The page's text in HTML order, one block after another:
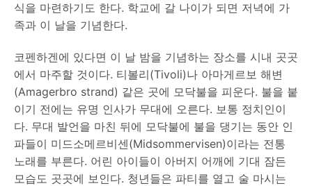
식을 마련하기도 한다. 학교에 갈 나이가 되면 저녁에 가
족과 이 날을 기념한다.
코펜하겐에 있다면 이 날 밤을 기념하는 장소를 시내 곳곳
에서 마주할 것이다. 티볼리(Tivoli)나 아마게르보 해변
(Amagerbro strand) 같은 곳에 모닥불을 피운다. 불을 붙
이기 전에는 유명 인사가 무대에 오른다. 보통 정치인이
다. 무대 발언을 마친 뒤에 모닥불에 불을 댕기는 동안 인
파들이 미드소메르비센(Midsommervisen)이라는 전통
노래를 부른다. 어린 아이들이 아버지 어깨에 기대 잠든
모습도 곳곳에 보인다. 청년들은 파티를 열고 술 마시는